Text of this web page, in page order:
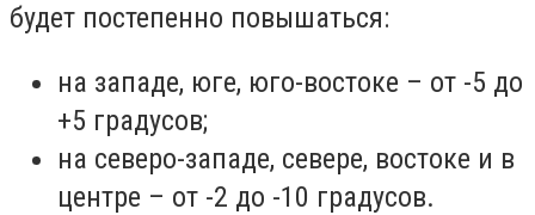
будет постепенно повышаться:
на западе, юге, юго-востоке – от -5 до
+5 градусов;
на северо-западе, севере, востоке и в
центре – от -2 до -10 градусов.